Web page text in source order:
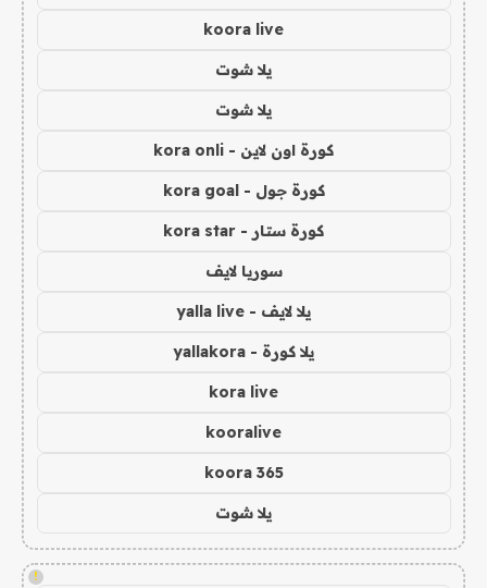
koora live
يلا شوت
يلا شوت
كورة اون لاين - kora onli
كورة جول - kora goal
كورة ستار - kora star
سوريا لايف
يلا لايف - yalla live
يلا كورة - yallakora
kora live
kooralive
koora 365
يلا شوت
!